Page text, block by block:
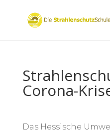
Corona-
Das Hessische